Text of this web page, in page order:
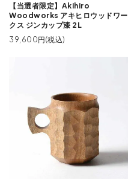
【当選者限定】Akihiro
Woodworks アキヒロウッドワー
クス ジンカップ漆 2L
39,600円(税込)